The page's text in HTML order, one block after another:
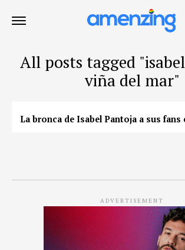
All posts tagged
viña del mar"
La bronca de Isabel Pantoja a sus fans
ADVERTISEMENT